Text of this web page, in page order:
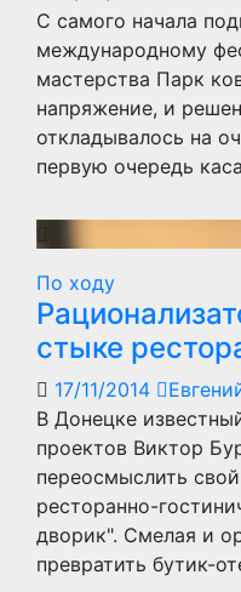
С самого начала
международному
мастерства Парк
напряжение, и
откладывалось на
первую очередь
По ходу
стыке
17/11/2014
В Донецке
проектов Виктор
переосмыслить
ресторанно-
дворик". Смелая и
превратить бутик-